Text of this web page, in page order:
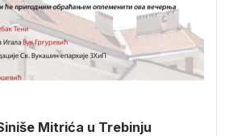
Mitrića u Trebinju